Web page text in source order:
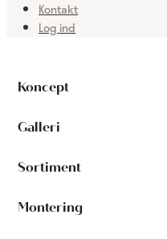
Kontakt
Log ind
Koncept
Galleri
Sortiment
Montering